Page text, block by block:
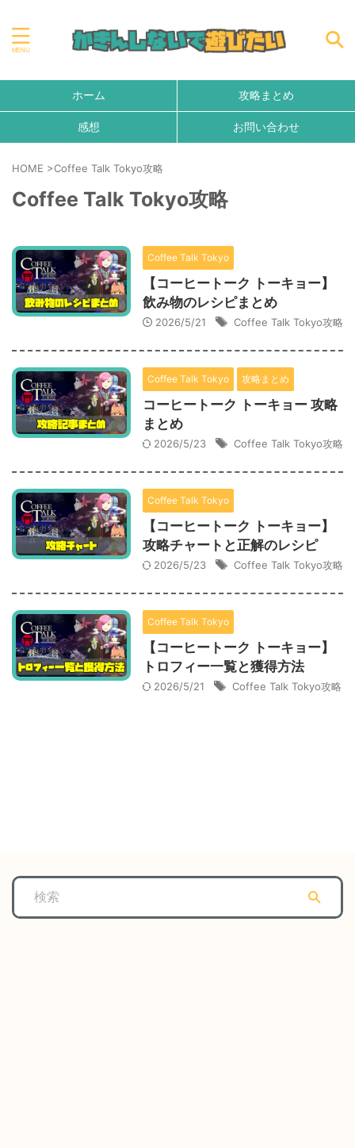
ホーム 攻略まとめ
感想 お問い合わせ
HOME >Coffee Talk Tokyo攻略
Coffee Talk Tokyo攻略
Coffee Talk Tokyo
【コーヒートーク トーキョー】
飲み物のレシピまとめ
2026/5/21 Coffee Talk Tokyo攻略
Coffee Talk Tokyo 攻略まとめ
コーヒートーク トーキョー 攻略
まとめ
2026/5/23 Coffee Talk Tokyo攻略
Coffee Talk Tokyo
【コーヒートーク トーキョー】
攻略チャートと正解のレシピ
2026/5/23 Coffee Talk Tokyo攻略
Coffee Talk Tokyo
【コーヒートーク トーキョー】
トロフィー一覧と獲得方法
2026/5/21 Coffee Talk Tokyo攻略